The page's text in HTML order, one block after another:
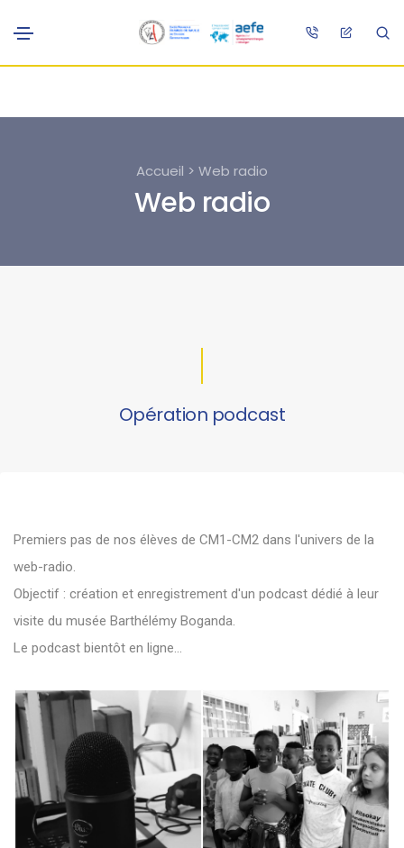
Accueil > Web radio
Web radio
Opération podcast
Premiers pas de nos élèves de CM1-CM2 dans l'univers de la
web-radio.
Objectif : création et enregistrement d'un podcast dédié à leur
visite du musée Barthélémy Boganda.
Le podcast bientôt en ligne...